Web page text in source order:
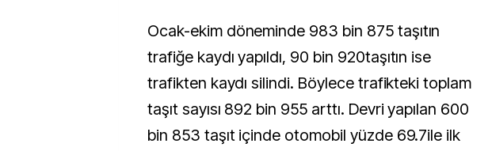
Ocak-ekim döneminde 983 bin 875 taşıtın
trafiğe kaydı yapıldı, 90 bin 920taşıtın ise
trafikten kaydı silindi. Böylece trafikteki toplam
taşıt sayısı 892 bin 955 arttı. Devri yapılan 600
bin 853 taşıt içinde otomobil yüzde 69.7ile ilk